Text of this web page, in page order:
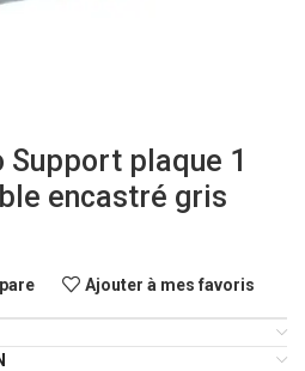
Support plaque 1
encastré gris
Ajouter à mes favoris